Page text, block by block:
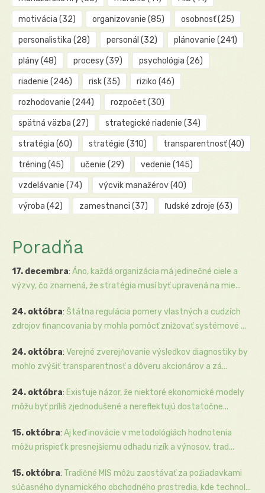
motivácia (32) organizovanie (85) osobnosť(25)
personalistika (28) personál (32) plánovanie (241)
plány(48) procesy(39) psychológia (26)
riadenie (246) risk(35) riziko (46)
rozhodovanie (244) rozpočet (30)
spätná väzba (27) strategické riadenie (34)
stratégia (60) stratégie (310) transparentnosť(40)
tréning (45) učenie (29) vedenie (145)
vzdelávanie (74) výcvik manažérov(40)
výroba (42) zamestnanci (37) ľudské zdroje (63)
Poradňa
17. decembra: Áno, každá organizácia má jedinečné ciele a
výzvy, čo znamená, že stratégia musí byť upravená na mie...
24. októbra: Štátna regulácia pomery vlastných a cudzích
zdrojov financovania by mohla pomôcť znižovať systémové ...
24. októbra: Verejné zverejňovanie výsledkov diagnostiky by
mohlo zvýšiť transparentnosť a dôveru akcionárov a zá...
24. októbra: Existuje názor, že niektoré ekonomické modely
môžu byť príliš zjednodušené a nereflektujú dostatočne...
15. októbra: Aj keď inovácie v metodológiách hodnotenia
môžu prispieť k presnejšiemu odhadu rizík a výnosov, trad...
15. októbra: Tradičné MIS môžu zaostávať za požiadavkami
súčasného dynamického obchodného prostredia, kde technol...